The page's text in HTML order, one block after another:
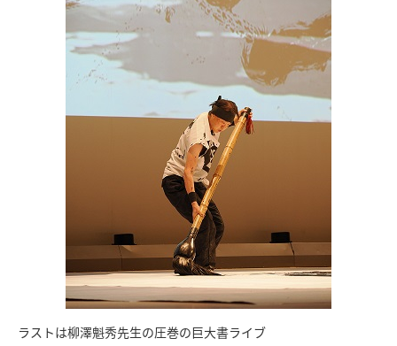
ラストは柳澤魁秀先生の圧巻の巨大書ライブ